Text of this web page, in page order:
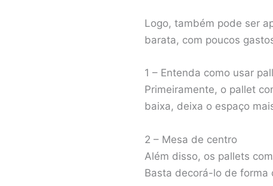
Logo, também pode ser
barata, com poucos
1 – Entenda como usar
Primeiramente, o pallet
baixa, deixa o espaço
2 – Mesa de centro
Além disso, os pallets
Basta decorá-lo de forma